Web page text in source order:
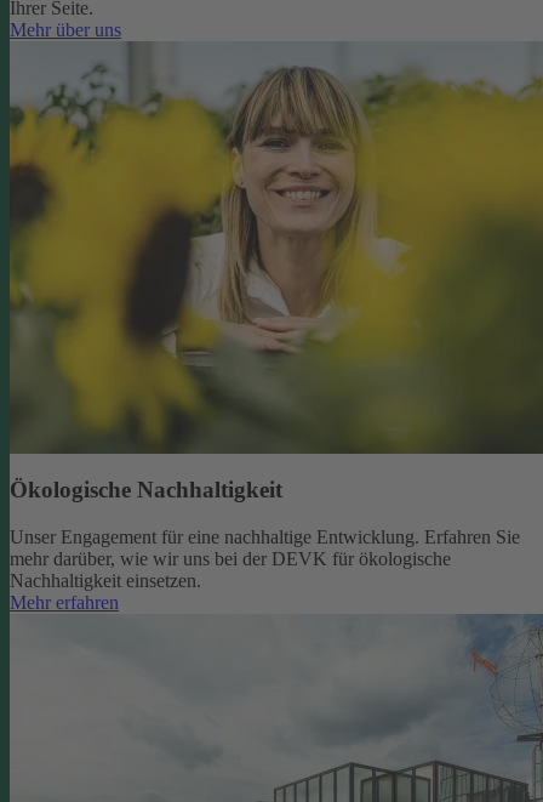
Ihrer Seite.
Mehr über uns
Ökologische Nachhaltigkeit
Unser Engagement für eine nachhaltige Entwicklung. Erfahren Sie
mehr darüber, wie wir uns bei der DEVK für ökologische
Nachhaltigkeit einsetzen.
Mehr erfahren